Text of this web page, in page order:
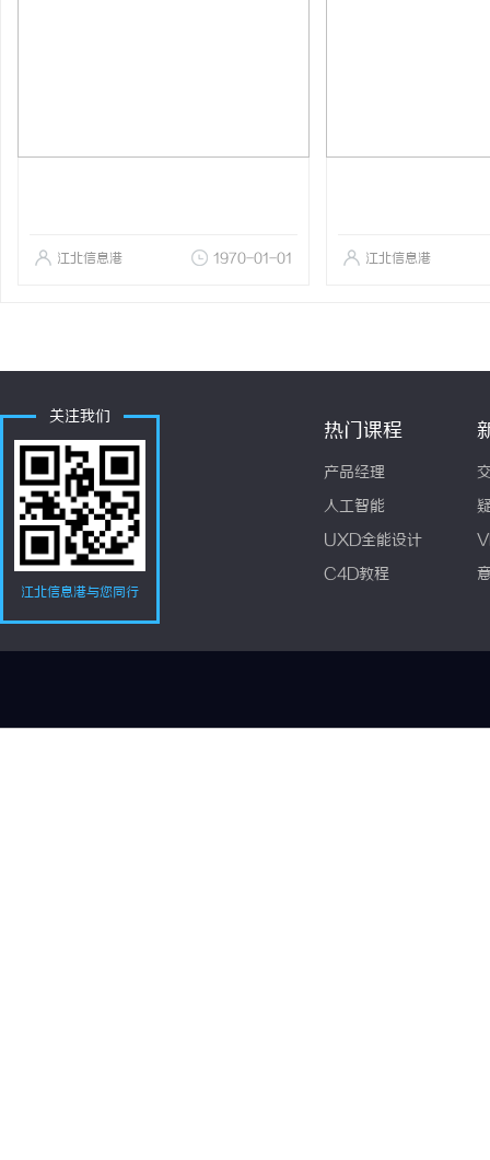
江北信息港 1970-01-01 江北信息港
关注我们
江北信息港与您同行
热门课程
产品经理
人工智能
UXD全能设计
C4D教程